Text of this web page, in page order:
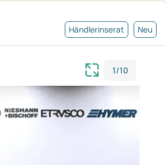
Händlerinserat Neu
1/10